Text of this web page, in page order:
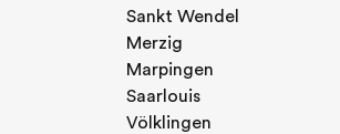
Sankt Wendel
Merzig
Marpingen
Saarlouis
Völklingen